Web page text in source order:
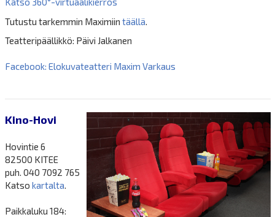
Tutustu tarkemmin Maximiin täällä
Teatteripäällikkö: Päivi Jalkanen
Facebook: Elokuvateatteri Maxim Varkaus
Kino-Hovi
Hovintie 6
82500 KITEE
puh. 040 7092 765
Katso kartalta.
Paikkaluku 184: